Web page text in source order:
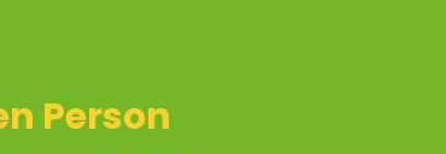
Person